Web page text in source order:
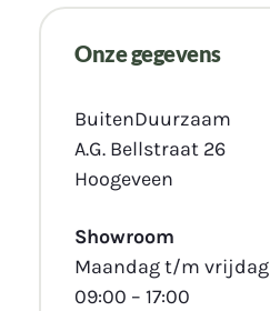
Onze gegevens
BuitenDuurzaam
A.G. Bellstraat 26
Hoogeveen
Showroom
Maandag t/m vrijdag
09:00 – 17:00